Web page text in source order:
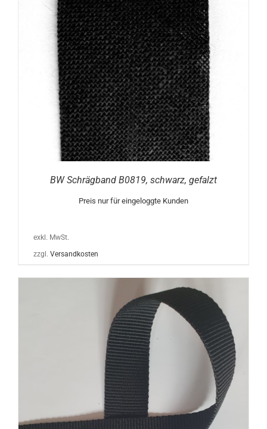
BW Schrägband B0819, schwarz, gefalzt
Preis nur für eingeloggte Kunden
exkl. MwSt.
zzgl. Versandkosten